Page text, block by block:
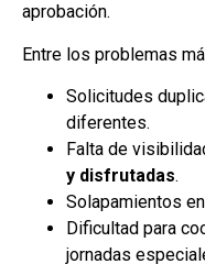
aprobación.
Entre los problemas
Solicitudes
diferentes.
Falta de
y disfrutadas.
Solapamientos
Dificultad para
jornadas